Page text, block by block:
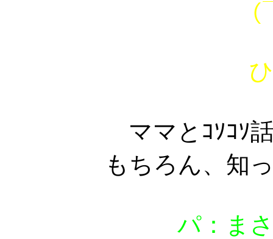
（￣
ひ
ママとｺｿｺｿ
もちろん、知
パ：ま